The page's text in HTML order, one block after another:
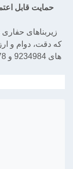
اعتماد
: 12
و ارزش را ترکیب
های